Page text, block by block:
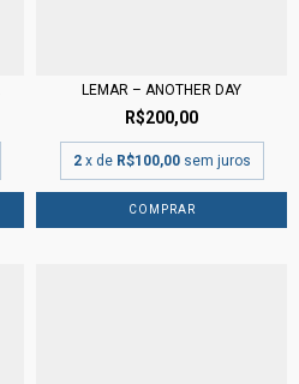
LEMAR – ANOTHER DAY
R$200,00
2 x de R$100,00 sem juros